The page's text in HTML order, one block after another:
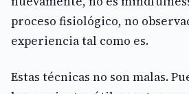
proceso fisiológico, no
experiencia tal como es.
Estas técnicas no son malas.